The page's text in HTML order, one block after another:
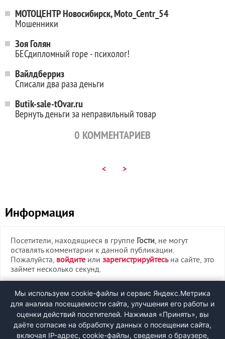
МОТОЦЕНТР Новосибирск, Moto_Centr_54
Мошенники
Зоя Голян
БЕСдипломный горе - психолог!
Вайлдберриз
Списали два раза деньги
Butik-sale-tOvar.ru
Вернуть деньги за неправильный товар
0 КОММЕНТАРИЕВ
< >
Информация
Посетители, находящиеся в группе Гости, не могут
оставлять комментарии к данной публикации.
Пожалуйста, войдите или зарегистрируйтесьна сайте, это
займет несколько секунд.
ВХОД
РЕГИСТРАЦИЯ
Мы используем cookie-файлы и сервис Яндекс.Метрика
для анализа посещаемости сайта, улучшения его работы и
оценки действий посетителей. Нажимая «Принять», вы
даёте согласие на обработку данных о посещении сайта,
включая IP-адрес, cookie-файлы, сведения о браузере,